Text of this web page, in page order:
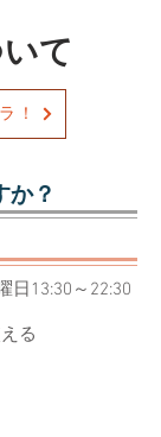
て
！
か？
日13:30～22:30
る